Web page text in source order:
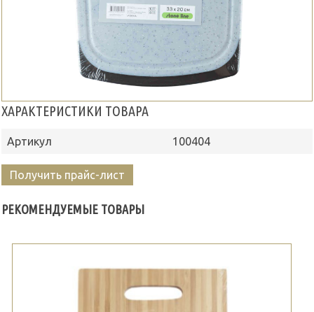
ХАРАКТЕРИСТИКИ ТОВАРА
Артикул 100404
Получить прайс-лист
РЕКОМЕНДУЕМЫЕ ТОВАРЫ